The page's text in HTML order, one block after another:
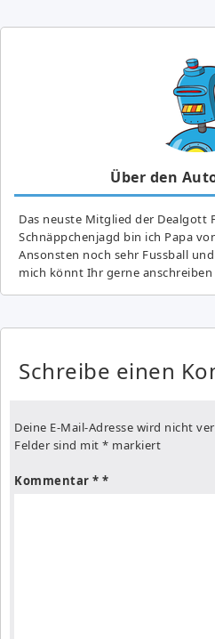
Über den
Das neuste Mitglied der Dealgott
Schnäppchenjagd bin ich Papa
Ansonsten noch sehr Fussball
mich könnt Ihr gerne
Schreibe einen
Deine E-Mail-Adresse wird nicht
Felder sind mit * markiert
Kommentar *